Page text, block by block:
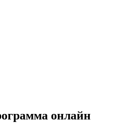
онлайн